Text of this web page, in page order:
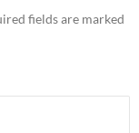
fields are marked